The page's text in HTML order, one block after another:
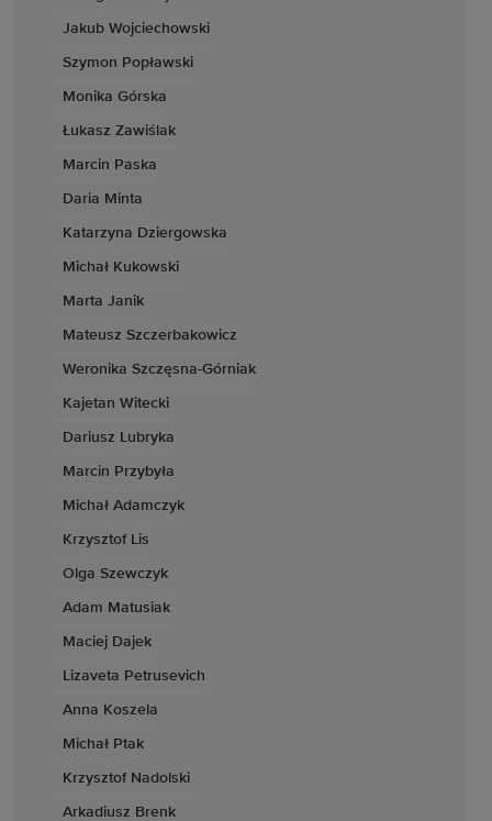
Jakub Wojciechowski
Szymon Popławski
Monika Górska
Łukasz Zawiślak
Marcin Paska
Daria Minta
Katarzyna Dziergowska
Michał Kukowski
Marta Janik
Mateusz Szczerbakowicz
Weronika Szczęsna-Górniak
Kajetan Witecki
Dariusz Lubryka
Marcin Przybyła
Michał Adamczyk
Krzysztof Lis
Olga Szewczyk
Adam Matusiak
Maciej Dajek
Lizaveta Petrusevich
Anna Koszela
Michał Ptak
Krzysztof Nadolski
Arkadiusz Brenk